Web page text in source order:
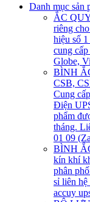
Danh mục sản
ẮC
riêng
hiệu số
cung
Globe,
BÌNH
CSB,
Cung
Điện
phẩm
tháng.
01 09
BÌNH
kín khí
phân
sỉ liên hệ
accuy